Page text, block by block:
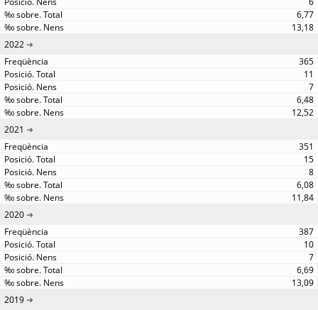
6,77
13,18
2022
365
11
7
6,48
12,52
2021
351
15
8
6,08
11,84
2020
387
10
7
6,69
13,09
2019